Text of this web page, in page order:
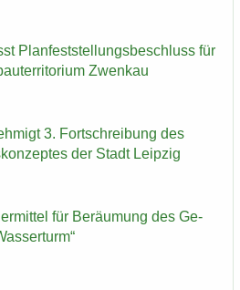
Plan­fest­stel­lungs­be­schluss für
Zwenkau
3. Fort­schrei­bung des
der Stadt Leip­zig
für Be­räu­mung des Ge­